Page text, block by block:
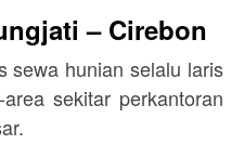
– Cirebon
sewa hunian selalu laris
sekitar perkantoran